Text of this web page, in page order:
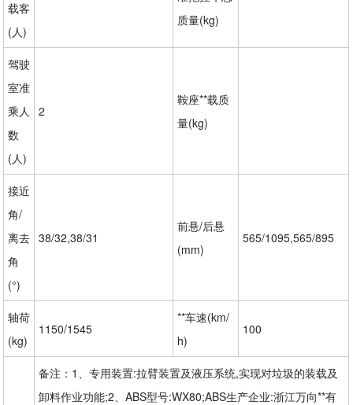
载客
(人)
质量(kg)
驾驶
室准
乘人
数
(人)
2
鞍座**载质
量(kg)
接近
角/
离去
角
(°)
38/32,38/31
前悬/后悬
(mm)
565/1095,565/895
轴荷
(kg)
1150/1545
**车速(km/
h)
100
备注：1、专用装置:拉臂装置及液压系统,实现对垃圾的装载及
卸料作业功能;2、ABS型号:WX80;ABS生产企业:浙江万向**有